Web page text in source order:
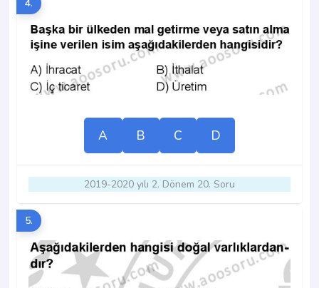
4.
A B C D
2019-2020 yılı 2. Dönem 20. Soru
5.